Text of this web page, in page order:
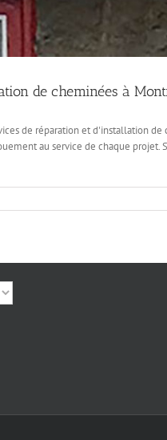
de cheminées à
de réparation et d'installation
au service de chaque